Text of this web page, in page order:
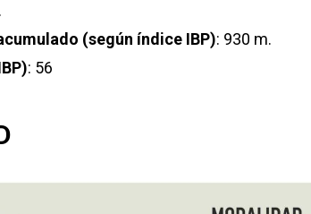
(según índice IBP): 930 m.
: 56